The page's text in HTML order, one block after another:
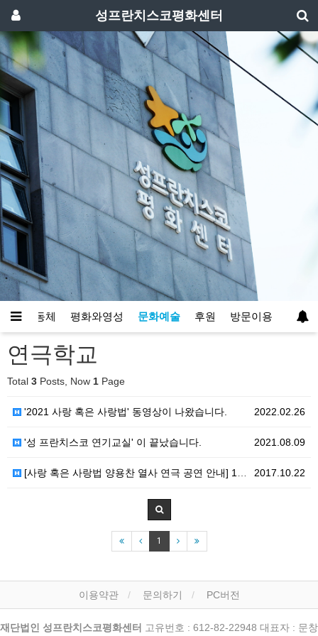
성프란치스코평화센터
명과공동체 평화와영성 문화예술 후원 방문이용 아카
연극학교
Total 3 Posts, Now 1 Page
2022.02.26
'2021 사랑 혹은 사랑법' 동영상이 나왔습니다.
2021.08.09
'성 프란치스코 연기교실' 이 끝났습니다.
2017.10.22
[사랑 혹은 사랑법 양용찬 열사 연극 공연 안내] 17…
1
이용약관 문의하기 PC버전
재단법인 성프란치스코평화센터 고유번호 : 612-82-22948 대표자 : 문창